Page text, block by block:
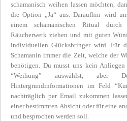
schamanisch weihen lassen möchten,
die Option „Ja“ aus. Daraufhin wird
einem schamanischen Ritual
Räucherwerk ziehen und mit guten
individuellen Glücksbringer wird. Für
Schamanin immer die Zeit, welche der
benötigen. Du musst uns kein
“Weihung” auswählst,
Hintergrundinformationen im Feld
nachträglich per Email zukommen
einer bestimmten Absicht oder für eine
und besprochen werden soll.